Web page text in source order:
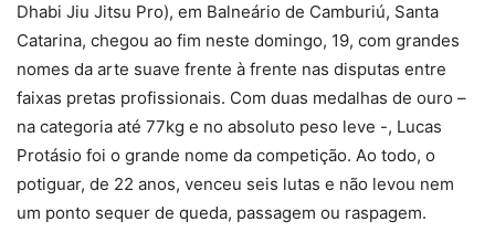
Dhabi Jiu Jitsu Pro), em Balneário de Camburiú, Santa
Catarina, chegou ao fim neste domingo, 19, com grandes
nomes da arte suave frente à frente nas disputas entre
faixas pretas profissionais. Com duas medalhas de ouro –
na categoria até 77kg e no absoluto peso leve -, Lucas
Protásio foi o grande nome da competição. Ao todo, o
potiguar, de 22 anos, venceu seis lutas e não levou nem
um ponto sequer de queda, passagem ou raspagem.